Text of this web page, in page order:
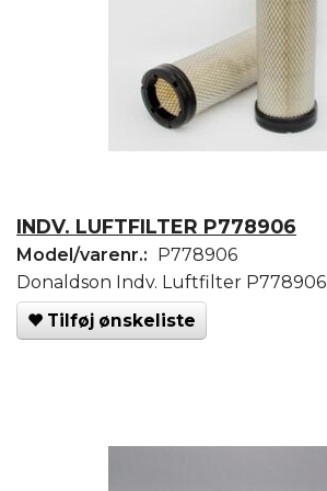
INDV. LUFTFILTER P778906
Model/varenr.:
P778906
Donaldson Indv. Luftfilter P778906
Tilføj ønskeliste